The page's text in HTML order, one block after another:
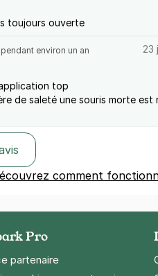
toujours ouverte
environ un an 23
top
de saleté une souris morte est
comment
Pro
partenaire